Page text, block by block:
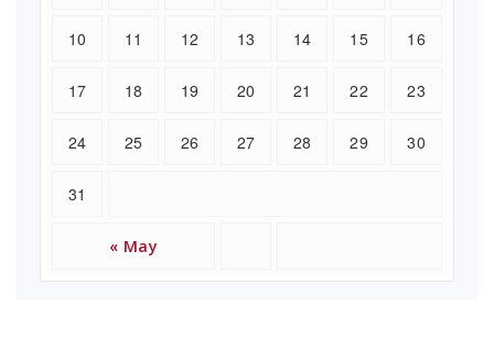
« May
10 11 12 13 14 15 16
17 18 19 20 21 22 23
24 25 26 27 28 29 30
31